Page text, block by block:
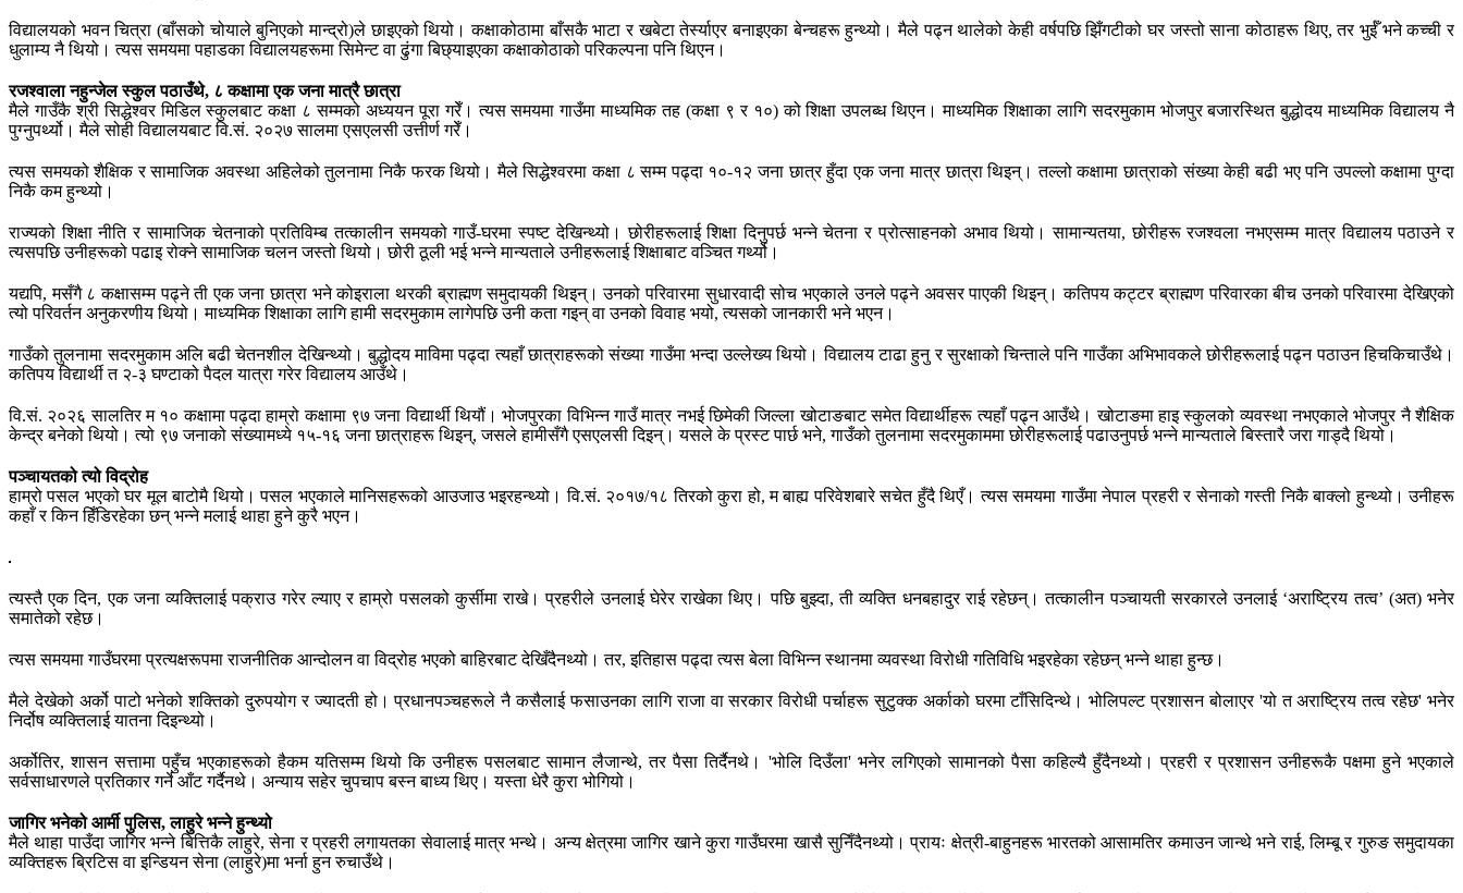
विद्यालयको भवन चित्रा (बाँसको चोयाले बुनिएको मान्द्रो)ले छाइएको थियो। कक्षाकोठामा बाँसकै भाटा र खबेटा तेर्स्याएर बनाइएका बेन्चहरू हुन्थ्यो। मैले पढ्न थालेको केही वर्षपछि झिँगटीको घर जस्तो साना कोठाहरू थिए, तर भुईँ भने कच्ची र
धुलाम्य नै थियो। त्यस समयमा पहाडका विद्यालयहरूमा सिमेन्ट वा ढुंगा बिछ्याइएका कक्षाकोठाको परिकल्पना पनि थिएन।
रजश्वाला नहुन्जेल स्कुल पठाउँथे, ८ कक्षामा एक जना मात्रै छात्रा
मैले गाउँकै श्री सिद्धेश्वर मिडिल स्कुलबाट कक्षा ८ सम्मको अध्ययन पूरा गरेँ। त्यस समयमा गाउँमा माध्यमिक तह (कक्षा ९ र १०) को शिक्षा उपलब्ध थिएन। माध्यमिक शिक्षाका लागि सदरमुकाम भोजपुर बजारस्थित बुद्धोदय माध्यमिक विद्यालय नै
पुग्नुपर्थ्यो। मैले सोही विद्यालयबाट वि.सं. २०२७ सालमा एसएलसी उत्तीर्ण गरेँ।
त्यस समयको शैक्षिक र सामाजिक अवस्था अहिलेको तुलनामा निकै फरक थियो। मैले सिद्धेश्वरमा कक्षा ८ सम्म पढ्दा १०-१२ जना छात्र हुँदा एक जना मात्र छात्रा थिइन्। तल्लो कक्षामा छात्राको संख्या केही बढी भए पनि उपल्लो कक्षामा पुग्दा
निकै कम हुन्थ्यो।
राज्यको शिक्षा नीति र सामाजिक चेतनाको प्रतिविम्ब तत्कालीन समयको गाउँ-घरमा स्पष्ट देखिन्थ्यो। छोरीहरूलाई शिक्षा दिनुपर्छ भन्ने चेतना र प्रोत्साहनको अभाव थियो। सामान्यतया, छोरीहरू रजश्वला नभएसम्म मात्र विद्यालय पठाउने र
त्यसपछि उनीहरूको पढाइ रोक्ने सामाजिक चलन जस्तो थियो। छोरी ठूली भई भन्ने मान्यताले उनीहरूलाई शिक्षाबाट वञ्चित गर्थ्यो।
यद्यपि, मसँगै ८ कक्षासम्म पढ्ने ती एक जना छात्रा भने कोइराला थरकी ब्राह्मण समुदायकी थिइन्। उनको परिवारमा सुधारवादी सोच भएकाले उनले पढ्ने अवसर पाएकी थिइन्। कतिपय कट्टर ब्राह्मण परिवारका बीच उनको परिवारमा देखिएको
त्यो परिवर्तन अनुकरणीय थियो। माध्यमिक शिक्षाका लागि हामी सदरमुकाम लागेपछि उनी कता गइन् वा उनको विवाह भयो, त्यसको जानकारी भने भएन।
गाउँको तुलनामा सदरमुकाम अलि बढी चेतनशील देखिन्थ्यो। बुद्धोदय माविमा पढ्दा त्यहाँ छात्राहरूको संख्या गाउँमा भन्दा उल्लेख्य थियो। विद्यालय टाढा हुनु र सुरक्षाको चिन्ताले पनि गाउँका अभिभावकले छोरीहरूलाई पढ्न पठाउन हिचकिचाउँथे।
कतिपय विद्यार्थी त २-३ घण्टाको पैदल यात्रा गरेर विद्यालय आउँथे।
वि.सं. २०२६ सालतिर म १० कक्षामा पढ्दा हाम्रो कक्षामा ९७ जना विद्यार्थी थियौं। भोजपुरका विभिन्न गाउँ मात्र नभई छिमेकी जिल्ला खोटाङबाट समेत विद्यार्थीहरू त्यहाँ पढ्न आउँथे। खोटाङमा हाइ स्कुलको व्यवस्था नभएकाले भोजपुर नै शैक्षिक
केन्द्र बनेको थियो। त्यो ९७ जनाको संख्यामध्ये १५-१६ जना छात्राहरू थिइन्, जसले हामीसँगै एसएलसी दिइन्। यसले के प्रस्ट पार्छ भने, गाउँको तुलनामा सदरमुकाममा छोरीहरूलाई पढाउनुपर्छ भन्ने मान्यताले बिस्तारै जरा गाड्दै थियो।
पञ्चायतको त्यो विद्रोह
हाम्रो पसल भएको घर मूल बाटोमै थियो। पसल भएकाले मानिसहरूको आउजाउ भइरहन्थ्यो। वि.सं. २०१७/१८ तिरको कुरा हो, म बाह्य परिवेशबारे सचेत हुँदै थिएँ। त्यस समयमा गाउँमा नेपाल प्रहरी र सेनाको गस्ती निकै बाक्लो हुन्थ्यो। उनीहरू
कहाँ र किन हिँडिरहेका छन् भन्ने मलाई थाहा हुने कुरै भएन।
त्यस्तै एक दिन, एक जना व्यक्तिलाई पक्राउ गरेर ल्याए र हाम्रो पसलको कुर्सीमा राखे। प्रहरीले उनलाई घेरेर राखेका थिए। पछि बुझ्दा, ती व्यक्ति धनबहादुर राई रहेछन्। तत्कालीन पञ्चायती सरकारले उनलाई ‘अराष्ट्रिय तत्व’ (अत) भनेर
समातेको रहेछ।
त्यस समयमा गाउँघरमा प्रत्यक्षरूपमा राजनीतिक आन्दोलन वा विद्रोह भएको बाहिरबाट देखिँदैनथ्यो। तर, इतिहास पढ्दा त्यस बेला विभिन्न स्थानमा व्यवस्था विरोधी गतिविधि भइरहेका रहेछन् भन्ने थाहा हुन्छ।
मैले देखेको अर्को पाटो भनेको शक्तिको दुरुपयोग र ज्यादती हो। प्रधानपञ्चहरूले नै कसैलाई फसाउनका लागि राजा वा सरकार विरोधी पर्चाहरू सुटुक्क अर्काको घरमा टाँसिदिन्थे। भोलिपल्ट प्रशासन बोलाएर 'यो त अराष्ट्रिय तत्व रहेछ' भनेर
निर्दोष व्यक्तिलाई यातना दिइन्थ्यो।
अर्कोतिर, शासन सत्तामा पहुँच भएकाहरूको हैकम यतिसम्म थियो कि उनीहरू पसलबाट सामान लैजान्थे, तर पैसा तिर्दैनथे। 'भोलि दिउँला' भनेर लगिएको सामानको पैसा कहिल्यै हुँदैनथ्यो। प्रहरी र प्रशासन उनीहरूकै पक्षमा हुने भएकाले
सर्वसाधारणले प्रतिकार गर्ने आँट गर्दैनथे। अन्याय सहेर चुपचाप बस्न बाध्य थिए। यस्ता धेरै कुरा भोगियो।
जागिर भनेको आर्मी पुलिस, लाहुरे भन्ने हुन्थ्यो
मैले थाहा पाउँदा जागिर भन्ने बित्तिकै लाहुरे, सेना र प्रहरी लगायतका सेवालाई मात्र भन्थे। अन्य क्षेत्रमा जागिर खाने कुरा गाउँघरमा खासै सुनिँदैनथ्यो। प्रायः क्षेत्री-बाहुनहरू भारतको आसामतिर कमाउन जान्थे भने राई, लिम्बू र गुरुङ समुदायका
व्यक्तिहरू ब्रिटिस वा इन्डियन सेना (लाहुरे)मा भर्ना हुन रुचाउँथे।